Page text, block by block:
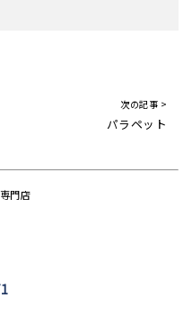
次の記事 >
パラペット
門店